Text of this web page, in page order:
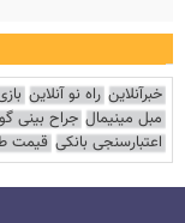
خبرآنلاین راه نو آنلاین
مبل مینیمال جراح بینی
اعتبارسنجی بانکی قیمت